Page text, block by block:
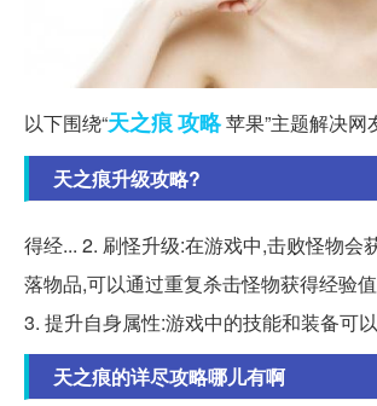
以下围绕“天之痕攻略苹果”主题解决网
天之痕升级攻略?
得经... 2. 刷怪升级:在游戏中,击败怪物会
落物品,可以通过重复杀击怪物获得经验值
3. 提升自身属性:游戏中的技能和装备可以
天之痕的详尽攻略哪儿有啊